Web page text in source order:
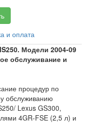
и оплата
Модели 2004-09
обслуживание и
процедур по
обслуживанию
Lexus GS300,
4GR-FSE (2,5 л) и